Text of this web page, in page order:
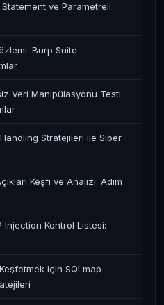
ve Parametreli
Burp Suite
Veri Manipülasyonu Testi:
Stratejileri ile Siber
Keşfi ve Analizi: Adım
Injection Kontrol Listesi:
için SQLmap